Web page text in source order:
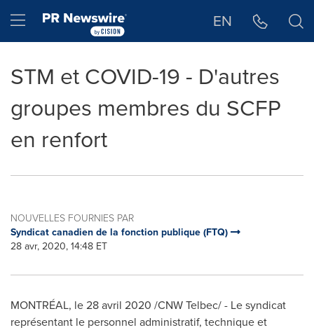
Hamburger menu EN
STM et COVID-19 - D'autres
groupes membres du SCFP
en renfort
NOUVELLES FOURNIES PAR
Syndicat canadien de la fonction publique (FTQ)
28 avr, 2020, 14:48 ET
MONTRÉAL, le 28 avril 2020 /CNW Telbec/ - Le syndicat
représentant le personnel administratif, technique et